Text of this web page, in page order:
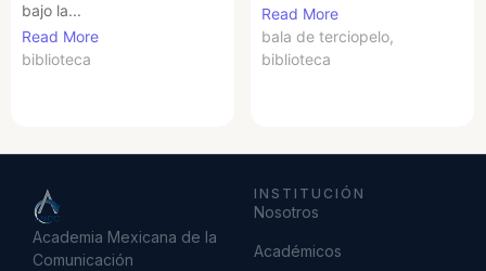
bajo la...
Read More
biblioteca
Read More
bala de terciopelo,
biblioteca
Academia Mexicana de la
Comunicación
INSTITUCIÓN
Nosotros
Académicos